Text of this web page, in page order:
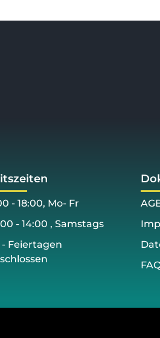
- 18:00, Mo- Fr
- 14:00 , Samstags
- Feiertagen